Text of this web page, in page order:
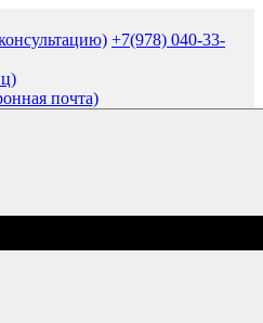
+7(978) 040-33-
почта)